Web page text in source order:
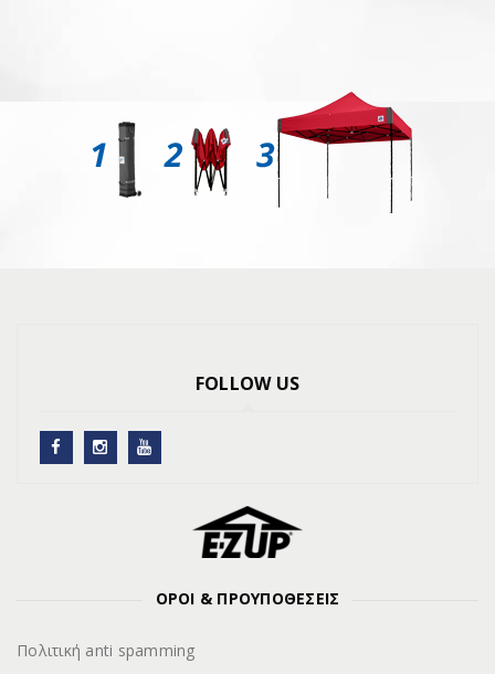
FOLLOW US
ΟΡΟΙ & ΠΡΟΥΠΟΘΕΣΕΙΣ
Πολιτική anti spamming